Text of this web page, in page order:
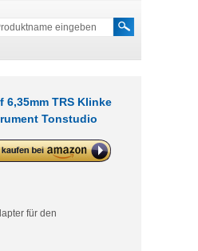
6,35mm TRS Klinke
Tonstudio
Audio Adapter XLR auf
Klinke – XLR
Tonstudio
für den